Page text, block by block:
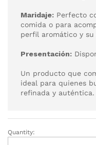
Maridaje: Perfecto
comida o para
perfil aromático y
Presentación:
Un producto que
ideal para quienes
refinada y auténtica.
Quantity: